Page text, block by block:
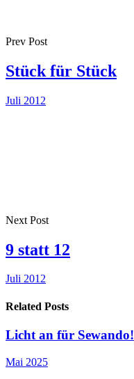
Prev Post
Stück für Stück
Juli 2012
Next Post
9 statt 12
Juli 2012
Related Posts
Licht an für Sewando!
Mai 2025